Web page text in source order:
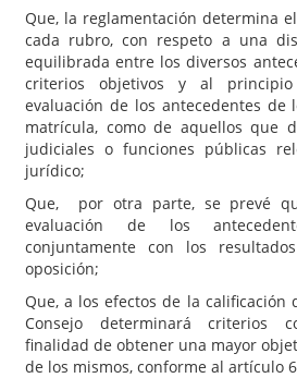
Que, la reglamentación determina
cada rubro, con respeto a una
equilibrada entre los diversos
criterios objetivos y al
evaluación de los antecedentes de
matrícula, como de aquellos que
judiciales o funciones públicas
jurídico;
Que, por otra parte, se prevé
evaluación de los
conjuntamente con los
oposición;
Que, a los efectos de la calificación
Consejo determinará criterios
finalidad de obtener una mayor
de los mismos, conforme al artículo